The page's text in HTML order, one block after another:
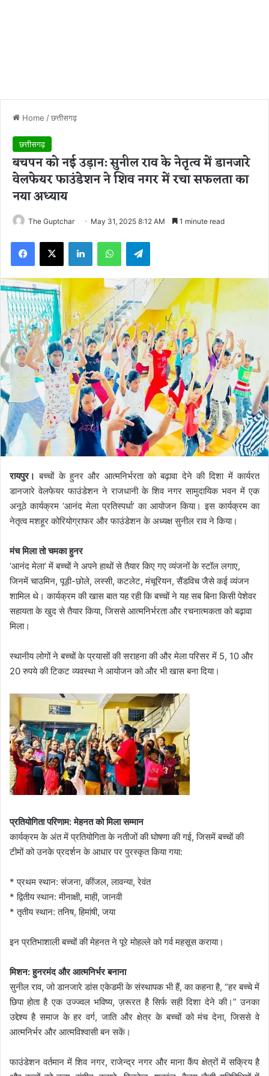
Home /छत्तीसगढ़
छत्तीसगढ़
बचपन को नई उड़ान: सुनील राव के नेतृत्व में डानजारे
वेलफेयर फाउंडेशन ने शिव नगर में रचा सफलता का
नया अध्याय
The Guptchar May 31, 2025 8:12 AM 1 minute read
रायपुर। बच्चों के हुनर और आत्मनिर्भरता को बढ़ावा देने की दिशा में कार्यरत
डानजारे वेलफेयर फाउंडेशन ने राजधानी के शिव नगर सामुदायिक भवन में एक
अनूठे कार्यक्रम ‘आनंद मेला प्रतिस्पर्धा’ का आयोजन किया। इस कार्यक्रम का
नेतृत्व मशहूर कोरियोग्राफर और फाउंडेशन के अध्यक्ष सुनील राव ने किया।
मंच मिला तो चमका हुनर
‘आनंद मेला’ में बच्चों ने अपने हाथों से तैयार किए गए व्यंजनों के स्टॉल लगाए,
जिनमें चाउमिन, पूड़ी-छोले, लस्सी, कटलेट, मंचूरियन, सैंडविच जैसे कई व्यंजन
शामिल थे। कार्यक्रम की खास बात यह रही कि बच्चों ने यह सब बिना किसी पेशेवर
सहायता के खुद से तैयार किया, जिससे आत्मनिर्भरता और रचनात्मकता को बढ़ावा
मिला।
स्थानीय लोगों ने बच्चों के प्रयासों की सराहना की और मेला परिसर में 5, 10 और
20 रुपये की टिकट व्यवस्था ने आयोजन को और भी खास बना दिया।
प्रतियोगिता परिणाम: मेहनत को मिला सम्मान
कार्यक्रम के अंत में प्रतियोगिता के नतीजों की घोषणा की गई, जिसमें बच्चों की
टीमों को उनके प्रदर्शन के आधार पर पुरस्कृत किया गया:
* प्रथम स्थान: संजना, कींजल, लावन्या, रेवंत
* द्वितीय स्थान: मीनाक्षी, माही, जानवी
* तृतीय स्थान: तनिष, हिमांषी, जया
इन प्रतिभाशाली बच्चों की मेहनत ने पूरे मोहल्ले को गर्व महसूस कराया।
मिशन: हुनरमंद और आत्मनिर्भर बनाना
सुनील राव, जो डानजारे डांस एकेडमी के संस्थापक भी हैं, का कहना है, “हर बच्चे में
छिपा होता है एक उज्ज्वल भविष्य, ज़रूरत है सिर्फ सही दिशा देने की।” उनका
उद्देश्य है समाज के हर वर्ग, जाति और क्षेत्र के बच्चों को मंच देना, जिससे वे
आत्मनिर्भर और आत्मविश्वासी बन सकें।
फाउंडेशन वर्तमान में शिव नगर, राजेन्द्र नगर और माना कैंप क्षेत्रों में सक्रिय है